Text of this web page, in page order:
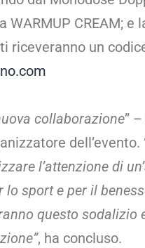
CREAM; e
riceveranno un
collaborazione”
dell’evento.
l’attenzione di
sport e per il
questo sodalizio
, ha concluso.